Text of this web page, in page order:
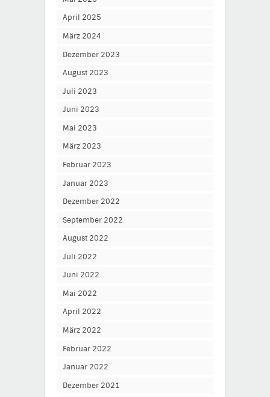
April 2025
März 2024
Dezember 2023
August 2023
Juli 2023
Juni 2023
Mai 2023
März 2023
Februar 2023
Januar 2023
Dezember 2022
September 2022
August 2022
Juli 2022
Juni 2022
Mai 2022
April 2022
März 2022
Februar 2022
Januar 2022
Dezember 2021